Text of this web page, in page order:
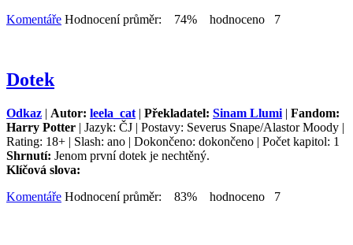
Komentáře Hodnocení průměr: 74% hodnoceno 7
Dotek
Odkaz | Autor: leela_cat | Překladatel: Sinam Llumi | Fandom:
Harry Potter | Jazyk: ČJ | Postavy: Severus Snape/Alastor Moody |
Rating: 18+ | Slash: ano | Dokončeno: dokončeno | Počet kapitol: 1
Shrnutí: Jenom první dotek je nechtěný.
Klíčová slova:
Komentáře Hodnocení průměr: 83% hodnoceno 7